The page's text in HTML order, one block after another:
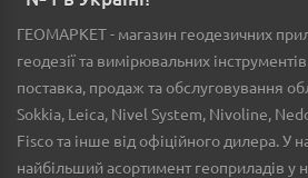
ГЕОМАРКЕТ - магазин геодезичних
геодезії та вимірювальних
поставка, продаж та обслуговування
Sokkia, Leica, Nivel System, Nivoline,
Fisco та інше від офіційного дилера. У
найбільший асортимент геоприладів у